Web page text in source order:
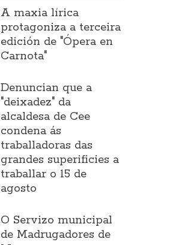
A maxia lírica
protagoniza a terceira
edición de "Ópera en
Carnota"
Denuncian que a
"deixadez" da
alcaldesa de Cee
condena ás
traballadoras das
grandes superificies a
traballar o 15 de
agosto
O Servizo municipal
de Madrugadores de